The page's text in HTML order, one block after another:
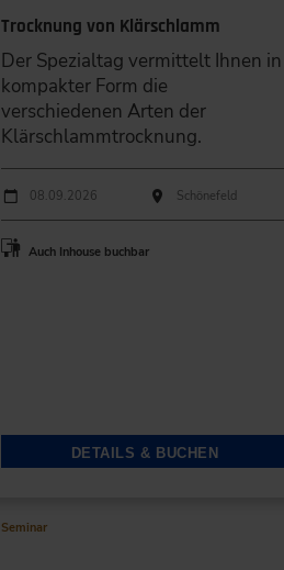
Trocknung von Klärschlamm
Der Spezialtag vermittelt Ihnen in
kompakter Form die
verschiedenen Arten der
Klärschlammtrocknung.
Durchführungen
Veranstaltungsdatum Veranstaltungsort
08.09.2026 Schönefeld
Auch Inhouse buchbar
DETAILS & BUCHEN
Seminar